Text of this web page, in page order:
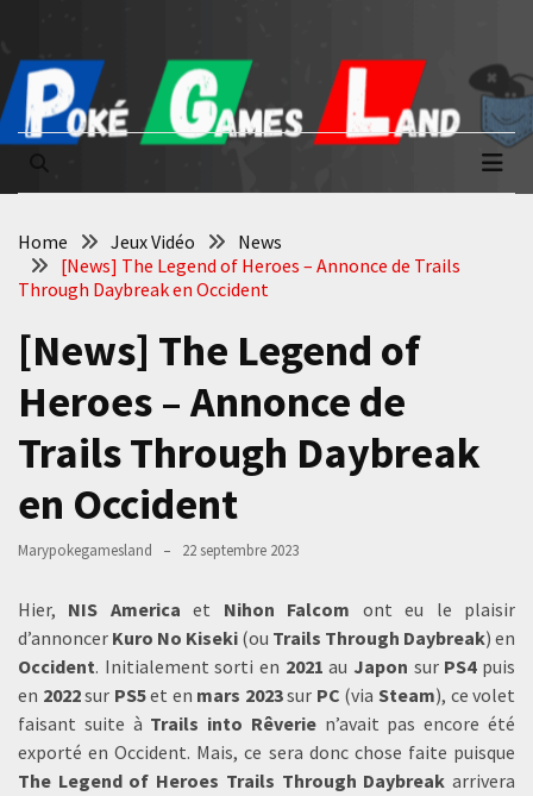
content
content
Poké Games
La passion du jeu vidéo
Home Jeux Vidéo
News
[News] The Legend of Heroes – Annonce de Trails
Through Daybreak en Occident
[News] The Legend of
Heroes – Annonce de
Trails Through Daybreak
en Occident
Marypokegamesland 22 septembre 2023
Hier, NIS America et Nihon Falcom ont eu le plaisir
d’annoncer Kuro No Kiseki (ou Trails Through Daybreak) en
Occident. Initialement sorti en 2021 au Japon sur PS4 puis
en 2022sur PS5et en mars 2023sur PC (via Steam), ce volet
faisant suite à Trails into Rêverien’avait pas encore été
exporté en Occident. Mais, ce sera donc chose faite puisque
The Legend of Heroes Trails Through Daybreak arrivera